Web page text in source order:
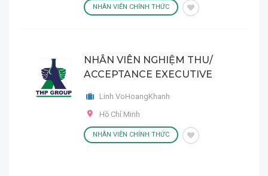
NHÂN VIÊN CHÍNH THỨC
NHÂN VIÊN NGHIỆM THU/
ACCEPTANCE EXECUTIVE
Linh VoHoangKhanh
Hồ Chí Minh
NHÂN VIÊN CHÍNH THỨC